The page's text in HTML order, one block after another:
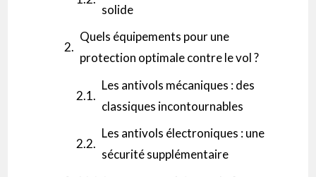
solide
Quels équipements pour une
protection optimale contre le vol ?
Les antivols mécaniques : des
classiques incontournables
Les antivols électroniques : une
sécurité supplémentaire